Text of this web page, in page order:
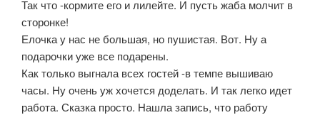
Так что -кормите его и лилейте. И пусть жаба молчит в
сторонке!
Елочка у нас не большая, но пушистая. Вот. Ну а
подарочки уже все подарены.
Как только выгнала всех гостей -в темпе вышиваю
часы. Ну очень уж хочется доделать. И так легко идет
работа. Сказка просто. Нашла запись, что работу